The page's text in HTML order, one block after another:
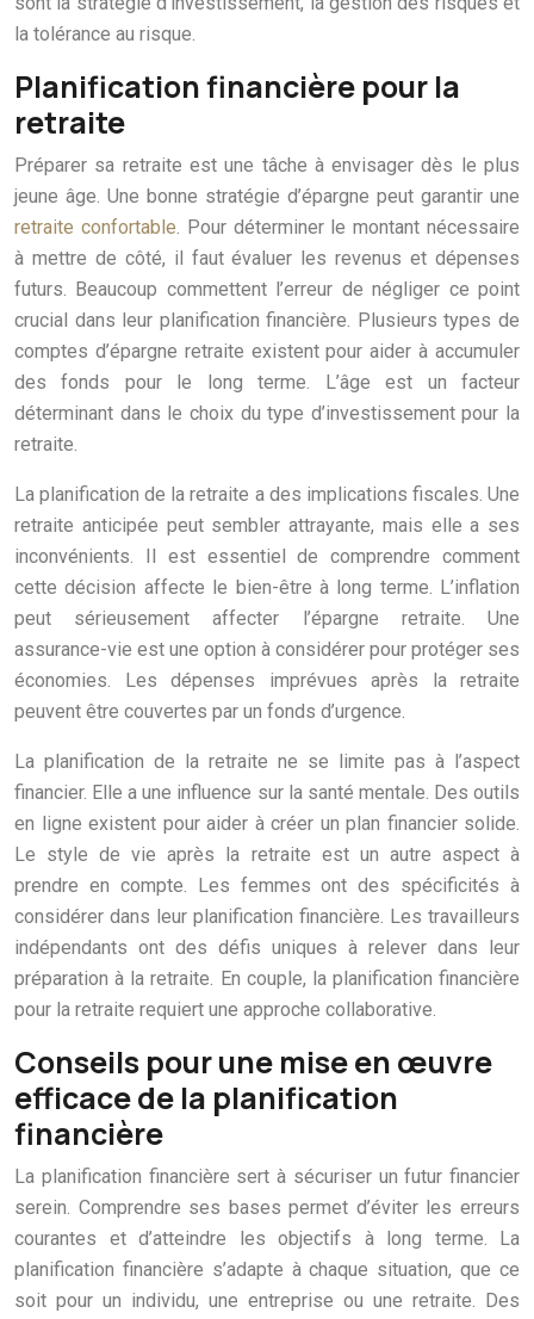
la tolérance au risque.
Planification financière pour la
retraite
Préparer sa retraite est une tâche à envisager dès le plus
jeune âge. Une bonne stratégie d’épargne peut garantir une
retraite confortable. Pour déterminer le montant nécessaire
à mettre de côté, il faut évaluer les revenus et dépenses
futurs. Beaucoup commettent l’erreur de négliger ce point
crucial dans leur planification financière. Plusieurs types de
comptes d’épargne retraite existent pour aider à accumuler
des fonds pour le long terme. L’âge est un facteur
déterminant dans le choix du type d’investissement pour la
retraite.
La planification de la retraite a des implications fiscales. Une
retraite anticipée peut sembler attrayante, mais elle a ses
inconvénients. Il est essentiel de comprendre comment
cette décision affecte le bien-être à long terme. L’inflation
peut sérieusement affecter l’épargne retraite. Une
assurance-vie est une option à considérer pour protéger ses
économies. Les dépenses imprévues après la retraite
peuvent être couvertes par un fonds d’urgence.
La planification de la retraite ne se limite pas à l’aspect
financier. Elle a une influence sur la santé mentale. Des outils
en ligne existent pour aider à créer un plan financier solide.
Le style de vie après la retraite est un autre aspect à
prendre en compte. Les femmes ont des spécificités à
considérer dans leur planification financière. Les travailleurs
indépendants ont des défis uniques à relever dans leur
préparation à la retraite. En couple, la planification financière
pour la retraite requiert une approche collaborative.
Conseils pour une mise en œuvre
efficace de la planification
financière
La planification financière sert à sécuriser un futur financier
serein. Comprendre ses bases permet d’éviter les erreurs
courantes et d’atteindre les objectifs à long terme. La
planification financière s’adapte à chaque situation, que ce
soit pour un individu, une entreprise ou une retraite. Des